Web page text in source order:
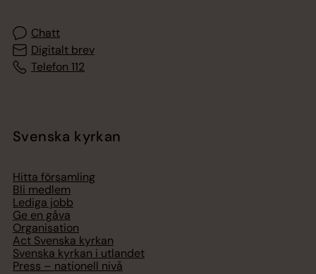
Chatt
Digitalt brev
Telefon 112
Svenska kyrkan
Hitta församling
Bli medlem
Lediga jobb
Ge en gåva
Organisation
Act Svenska kyrkan
Svenska kyrkan i utlandet
Press – nationell nivå